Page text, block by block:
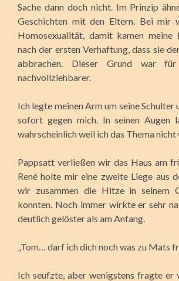
Sache dann doch nicht. Im Prinzip
Geschichten mit den Eltern. Bei mir
Homosexualität, damit kamen meine
nach der ersten Verhaftung, dass sie
abbrachen. Dieser Grund war
nachvollziehbarer.
Ich legte meinen Arm um seine Schulter
sofort gegen mich. In seinen Augen
wahrscheinlich weil ich das Thema
Pappsatt verließen wir das Haus am
René holte mir eine zweite Liege aus
wir zusammen die Hitze in seinem
konnten. Noch immer wirkte er sehr
deutlich gelöster als am Anfang.
„Tom… darf ich dich noch was zu Mats
Ich seufzte, aber wenigstens fragte er